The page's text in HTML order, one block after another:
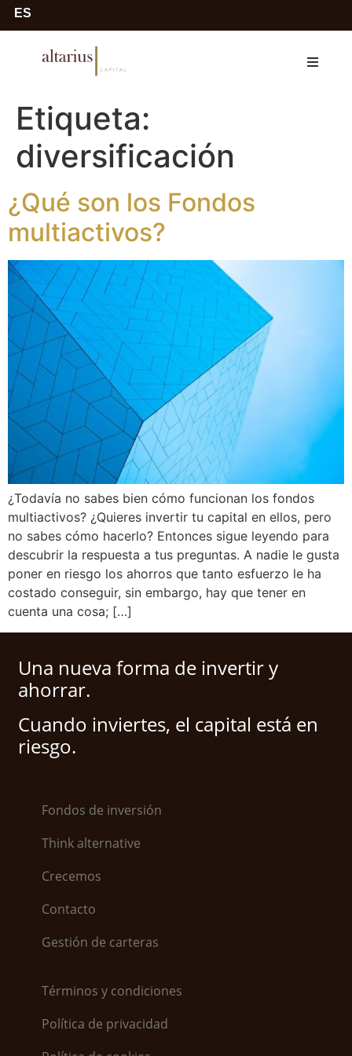
ES
Etiqueta:
diversificación
¿Qué son los Fondos
multiactivos?
¿Todavía no sabes bien cómo funcionan los fondos
multiactivos? ¿Quieres invertir tu capital en ellos, pero
no sabes cómo hacerlo? Entonces sigue leyendo para
descubrir la respuesta a tus preguntas. A nadie le gusta
poner en riesgo los ahorros que tanto esfuerzo le ha
costado conseguir, sin embargo, hay que tener en
cuenta una cosa; […]
Una nueva forma de invertir y
ahorrar.
Cuando inviertes, el capital está en
riesgo.
Fondos de inversión
Think alternative
Crecemos
Contacto
Gestión de carteras
Términos y condiciones
Política de privacidad